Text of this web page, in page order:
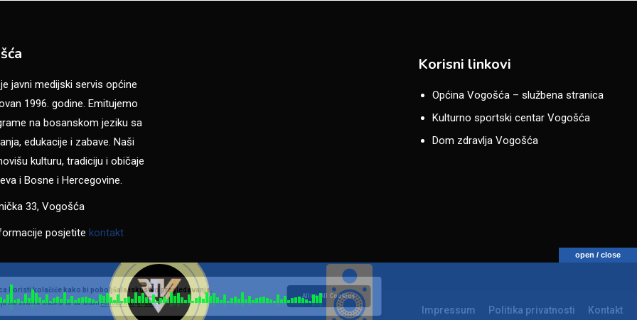
javni medijski servis općine
1996. godine. Emitujemo
na bosanskom jeziku sa
edukacije i zabave. Naši
kulturu, tradiciju i običaje
i Bosne i Hercegovine.
33, Vogošća
posjetite kontakt
Korisni linkovi
Općina Vogošća – službena stranica
Kulturno sportski centar Vogošća
Dom zdravlja Vogošća
Impressum Politika privatnosti Kontakt
koristi kolačiće kako bi poboljšala iskustvo pregledavanja.
ove stranice slažete se sa našomPolitikom privatnosti.
Allow All Cookies
open / close